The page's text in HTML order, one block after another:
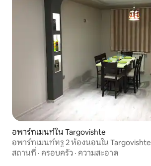
อพาร์ทเมนท์ใน Targovishte
อพาร์ทเมนท์หรู 2 ห้องนอนใน Targovishte
สถานที่ · ครอบครัว · ความสะอาด